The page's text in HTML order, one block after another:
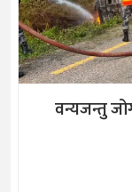
वन्यजन्तु